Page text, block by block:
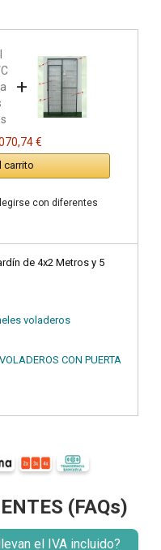
+
€
carrito
con diferentes
de 4x2 Metros y 5
voladeros
CON PUERTA
(FAQs)
el IVA incluido?